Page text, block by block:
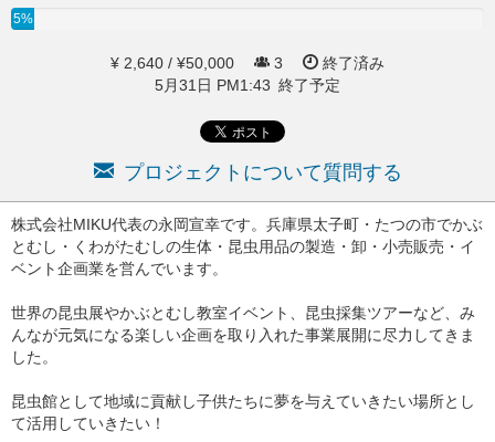
5%
¥ 2,640 / ¥50,000 3
終了済み
5月31日 PM1:43 終了予定
プロジェクトについて質問する
株式会社MIKU代表の永岡宣幸です。兵庫県太子町・たつの市でかぶ
とむし・くわがたむしの生体・昆虫用品の製造・卸・小売販売・イ
ベント企画業を営んでいます。
世界の昆虫展やかぶとむし教室イベント、昆虫採集ツアーなど、み
んなが元気になる楽しい企画を取り入れた事業展開に尽力してきま
した。
昆虫館として地域に貢献し子供たちに夢を与えていきたい場所とし
て活用していきたい！